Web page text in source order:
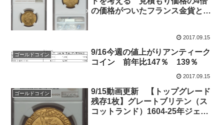
の価格がついたフランス金貨と
2017.09.15
ゴールドコイン
9/16今週の値上がりアンティーク
コイン 前年比147％ 139％
2017.09.15
ゴールドコイン
9/15動画更新 【トップグレード
残存1枚】グレートブリテン（ス
コットランド）1604-25年ジェー